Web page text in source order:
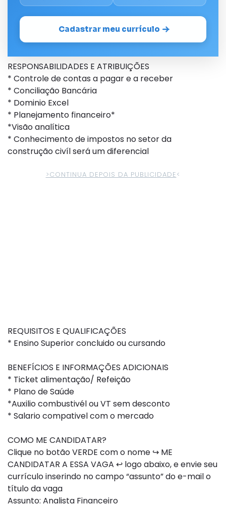
Cadastrar meu currículo
RESPONSABILIDADES E ATRIBUIÇÕES
* Controle de contas a pagar e a receber
* Conciliação Bancária
* Dominio Excel
* Planejamento financeiro*
*Visão analítica
* Conhecimento de impostos no setor da
construção civíl será um diferencial
>CONTINUA DEPOIS DA PUBLICIDADE<
REQUISITOS E QUALIFICAÇÕES
* Ensino Superior concluido ou cursando
BENEFÍCIOS E INFORMAÇÕES ADICIONAIS
* Ticket alimentação/ Refeição
* Plano de Saúde
*Auxilio combustivél ou VT sem desconto
* Salario compativel com o mercado
COMO ME CANDIDATAR?
Clique no botão VERDE com o nome ↪ ME
CANDIDATAR A ESSA VAGA ↩ logo abaixo, e envie seu
currículo inserindo no campo “assunto” do e-mail o
título da vaga
Assunto: Analista Financeiro